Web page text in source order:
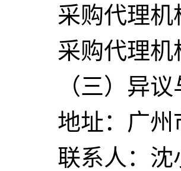
采购代理机
采购代理机
（三）异
地址：广州
联系人：沈